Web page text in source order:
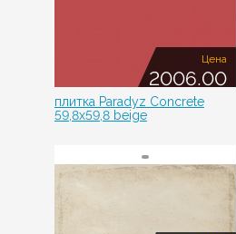
Цена
2006.00
плитка Paradyz Concrete
59,8x59,8 beige